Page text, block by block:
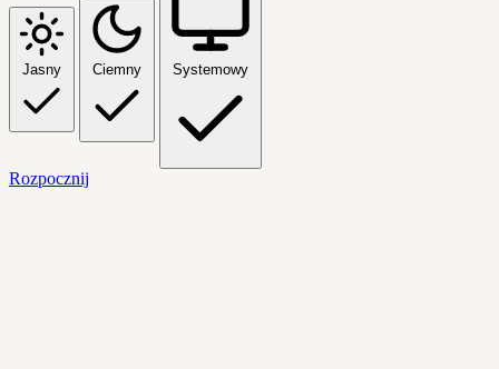
Jasny Ciemny Systemowy
Rozpocznij